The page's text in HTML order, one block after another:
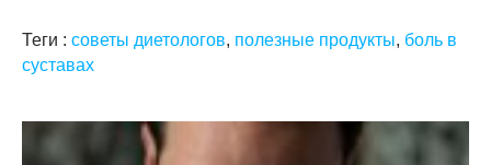
Теги : советы диетологов, полезные продукты, боль в
суставах